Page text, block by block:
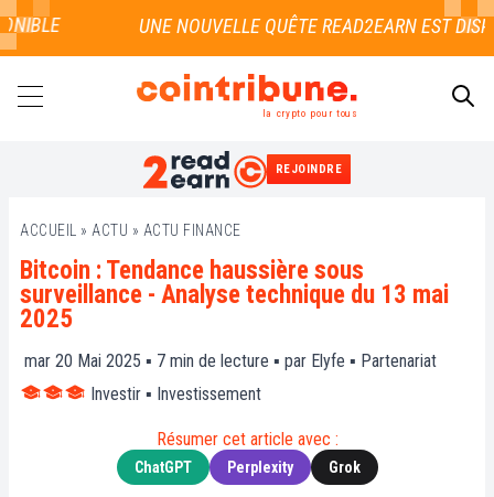
la crypto pour tous
REJOINDRE
ACCUEIL » ACTU » ACTU FINANCE
Bitcoin : Tendance haussière sous
surveillance - Analyse technique du 13 mai
2025
mar 20 Mai 2025 ▪ 7 min de lecture ▪ par Elyfe ▪ Partenariat
Investir ▪ Investissement
Résumer cet article avec :
ChatGPT Perplexity Grok